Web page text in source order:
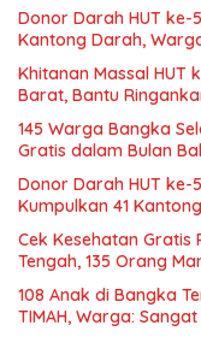
Donor Darah HUT ke-
Kantong Darah,
Khitanan Massal HUT
Barat, Bantu
145 Warga Bangka
Gratis dalam Bulan
Donor Darah HUT ke-
Kumpulkan 41
Cek Kesehatan Gratis
Tengah, 135 Orang
108 Anak di Bangka
TIMAH, Warga: